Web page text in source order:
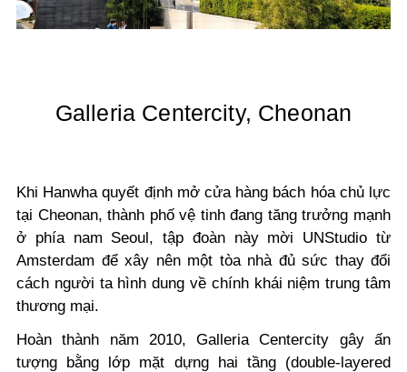
Galleria Centercity, Cheonan
Khi Hanwha quyết định mở cửa hàng bách hóa chủ lực
tại Cheonan, thành phố vệ tinh đang tăng trưởng mạnh
ở phía nam Seoul, tập đoàn này mời UNStudio từ
Amsterdam để xây nên một tòa nhà đủ sức thay đổi
cách người ta hình dung về chính khái niệm trung tâm
thương mại.
Hoàn thành năm 2010, Galleria Centercity gây ấn
tượng bằng lớp mặt dựng hai tầng (double-layered